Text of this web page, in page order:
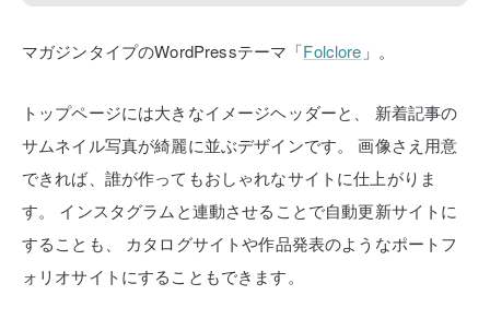
マガジンタイプのWordPressテーマ「Folclore 」。
トップページには大きなイメージヘッダーと、
新着記事の
サムネイル写真が綺麗に並ぶデザインです。
画像さえ用意
できれば、誰が作ってもおしゃれなサイトに仕上がりま
す。
インスタグラムと連動させることで自動更新サイトに
することも、
カタログサイトや作品発表のようなポートフ
ォリオサイトにすることもできます。